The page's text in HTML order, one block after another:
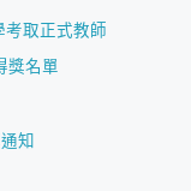
考取正式教師
獎名單
知